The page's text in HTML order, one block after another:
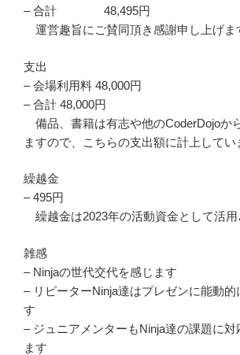
– 合計 48,495円
運営趣旨にご賛同頂き感謝申し上げま
支出
– 会場利用料 48,000円
– 合計 48,000円
備品、書籍は有志や他のCoderDojoか
ますので、こちらの支出額に計上してい
繰越金
– 495円
繰越金は2023年の活動資金として活用
雑感
– Ninjaの世代交代を感じます
– リピーターNinja達はプレゼンに能動的
す
– ジュニアメンターもNinja達の課題に対
ます